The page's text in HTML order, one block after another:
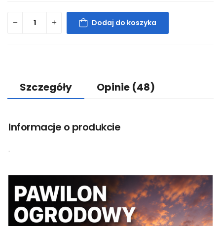
Dodaj do koszyka
Szczegóły Opinie (48)
Informacje o produkcie
.